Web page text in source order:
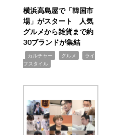
横浜高島屋で「韓国市
場」がスタート 人気
グルメから雑貨まで約
30ブランドが集結
カルチャー グルメ
ライ
フスタイル